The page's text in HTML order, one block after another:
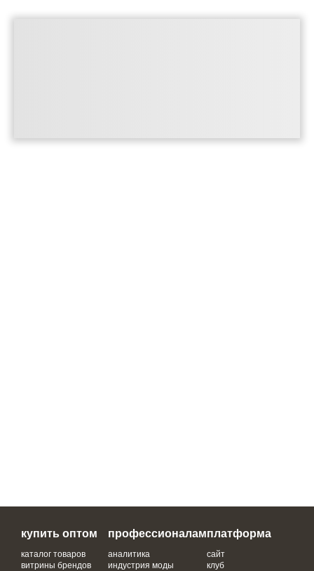
купить оптом
каталог товаров
витрины брендов
профессионалам
аналитика
индустрия моды
платформа
сайт
клуб